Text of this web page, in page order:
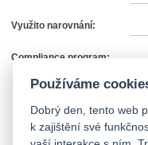
Využito narovnání:
Compliance program:
Používáme
Dobrý den, tento web
k zajištění své